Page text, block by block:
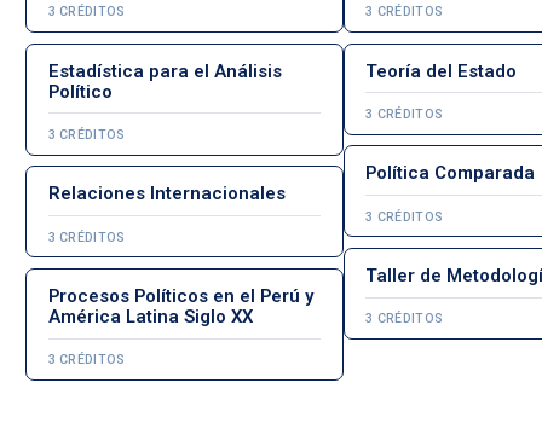
3 CRÉDITOS
Estadística para el Análisis
Político
3 CRÉDITOS
Relaciones Internacionales
3 CRÉDITOS
Procesos Políticos en el Perú y
América Latina Siglo XX
3 CRÉDITOS
3 CRÉDITOS
Teoría del Estado
3 CRÉDITOS
Política Comparada
3 CRÉDITOS
Taller de
3 CRÉDITOS